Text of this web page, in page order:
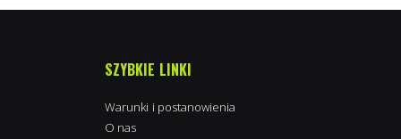
SZYBKIE LINKI
Warunki i postanowienia
O nas